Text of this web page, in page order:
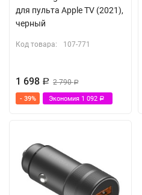
Питание: пассивное
СОВМЕСТИМОСТЬ
КОМПЛЕКТ
Адаптер
для пульта Apple TV (2021),
черный
Код товара: 107-771
1 698 Р 2 790Р
- 39% Экономия 1 092 Р